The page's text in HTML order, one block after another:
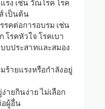
รง เช่น วัณโรค โรค
เป็นต้น
รคต่อการอบรม เช่น
โรคหัวใจ โรคเบา
บประสาทและสมอง
ร้ายแรงหรือกำลังอยู่
ายกินง่าย ไม่เลือก
อผู้อื่น